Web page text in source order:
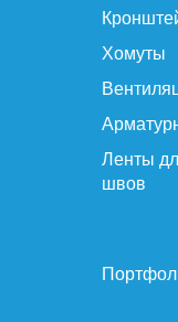
Хомуты
Ленты
швов